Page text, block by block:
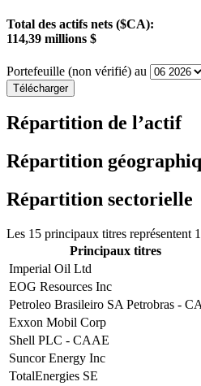
Total des actifs nets ($CA):
114,39 millions $
Portefeuille (non vérifié) au
Télécharger
Répartition de l’actif
Répartition
Répartition sectorielle
Les 15 principaux titres représentent
Principaux titres
Imperial Oil Ltd
EOG Resources Inc
Petroleo Brasileiro SA Petrobras -
Exxon Mobil Corp
Shell PLC - CAAE
Suncor Energy Inc
TotalEnergies SE